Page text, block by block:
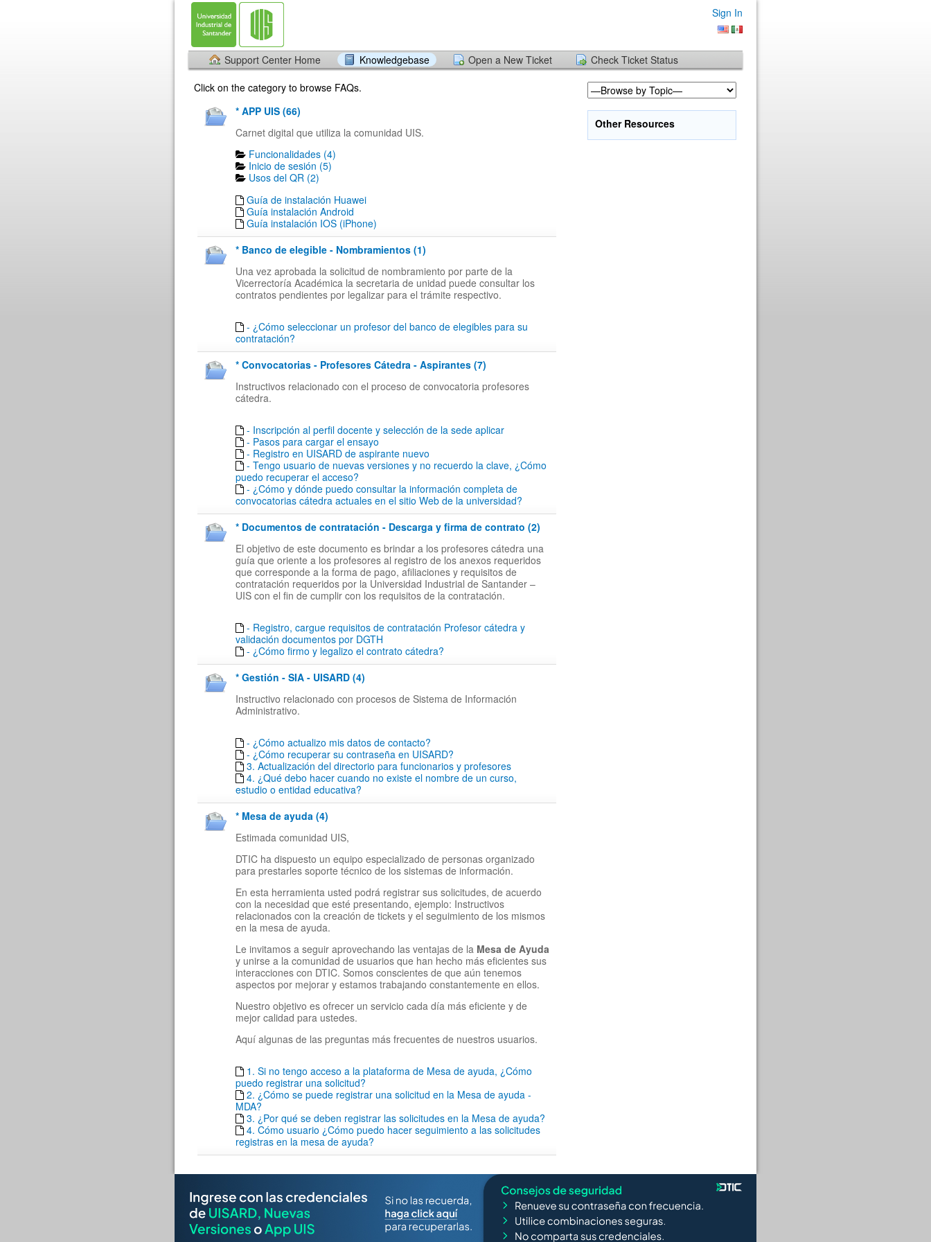
Sign In
Support Center Home Knowledgebase Open a New Ticket
Check Ticket Status
Click on the category to browse FAQs.
* APP UIS (66)
Carnet digital que utiliza la comunidad UIS.
Funcionalidades (4)
Inicio de sesión (5)
Usos del QR (2)
Guía de instalación Huawei
Guía instalación Android
Guía instalación IOS (iPhone)
* Banco de elegible - Nombramientos (1)
Una vez aprobada la solicitud de nombramiento por parte de la
Vicerrectoría Académica la secretaria de unidad puede consultar los
contratos pendientes por legalizar para el trámite respectivo.
- ¿Cómo seleccionar un profesor del banco de elegibles para su
contratación?
* Convocatorias - Profesores Cátedra - Aspirantes (7)
Instructivos relacionado con el proceso de convocatoria profesores
cátedra.
- Inscripción al perfil docente y selección de la sede aplicar
- Pasos para cargar el ensayo
- Registro en UISARD de aspirante nuevo
- Tengo usuario de nuevas versiones y no recuerdo la clave, ¿Cómo
puedo recuperar el acceso?
- ¿Cómo y dónde puedo consultar la información completa de
convocatorias cátedra actuales en el sitio Web de la universidad?
* Documentos de contratación - Descarga y firma de contrato (2)
El objetivo de este documento es brindar a los profesores cátedra una
guía que oriente a los profesores al registro de los anexos requeridos
que corresponde a la forma de pago, afiliaciones y requisitos de
contratación requeridos por la Universidad Industrial de Santander –
UIS con el fin de cumplir con los requisitos de la contratación.
- Registro, cargue requisitos de contratación Profesor cátedra y
validación documentos por DGTH
- ¿Cómo firmo y legalizo el contrato cátedra?
* Gestión - SIA - UISARD (4)
Instructivo relacionado con procesos de Sistema de Información
Administrativo.
- ¿Cómo actualizo mis datos de contacto?
- ¿Cómo recuperar su contraseña en UISARD?
3. Actualización del directorio para funcionarios y profesores
4. ¿Qué debo hacer cuando no existe el nombre de un curso,
estudio o entidad educativa?
* Mesa de ayuda (4)
Estimada comunidad UIS,
DTIC ha dispuesto un equipo especializado de personas organizado
para prestarles soporte técnico de los sistemas de información.
En esta herramienta usted podrá registrar sus solicitudes, de acuerdo
con la necesidad que esté presentando, ejemplo: Instructivos
relacionados con la creación de tickets y el seguimiento de los mismos
en la mesa de ayuda.
Le invitamos a seguir aprovechando las ventajas de la Mesa de Ayuda
y unirse a la comunidad de usuarios que han hecho más eficientes sus
interacciones con DTIC. Somos conscientes de que aún tenemos
aspectos por mejorar y estamos trabajando constantemente en ellos.
Nuestro objetivo es ofrecer un servicio cada día más eficiente y de
mejor calidad para ustedes.
Aquí algunas de las preguntas más frecuentes de nuestros usuarios.
1. Si no tengo acceso a la plataforma de Mesa de ayuda, ¿Cómo
puedo registrar una solicitud?
2. ¿Cómo se puede registrar una solicitud en la Mesa de ayuda -
MDA?
3. ¿Por qué se deben registrar las solicitudes en la Mesa de ayuda?
4. Cómo usuario ¿Cómo puedo hacer seguimiento a las solicitudes
registras en la mesa de ayuda?
Other Resources